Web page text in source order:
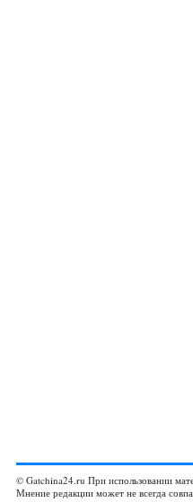
© Gatchina24.ru При использовании
Мнение редакции может не всегда